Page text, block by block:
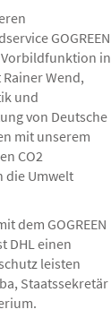
GOGREEN
in
Wend,
und
von Deutsche
mit unserem
CO2
die Umwelt
dem GOGREEN
DHL einen
leisten
Staatssekretär